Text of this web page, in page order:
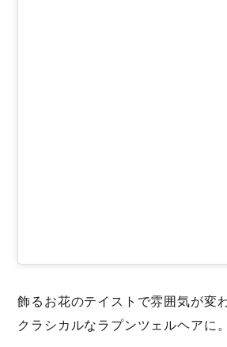
飾るお花のテイストで雰囲気が変
クラシカルなラプンツェルヘアに。